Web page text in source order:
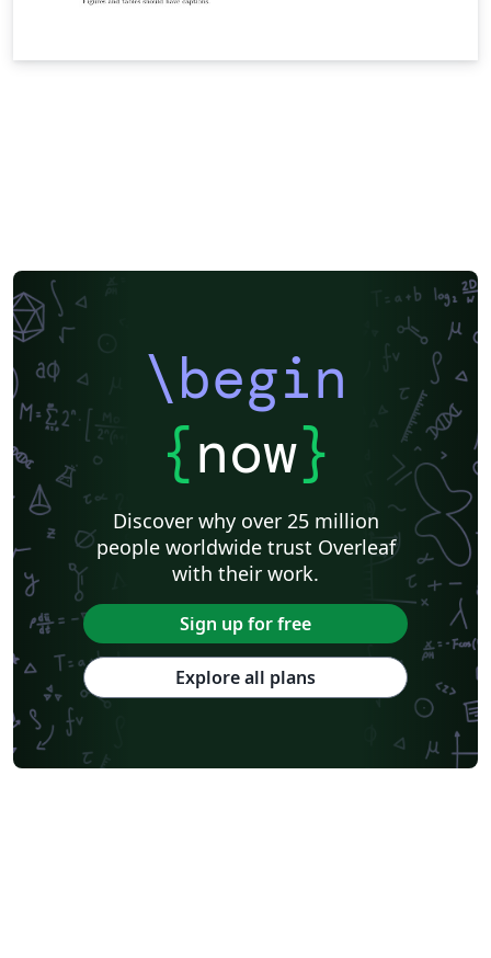
\begin
{now}
Discover why over 25 million
people worldwide trust Overleaf
with their work.
Sign up for free
Explore all plans